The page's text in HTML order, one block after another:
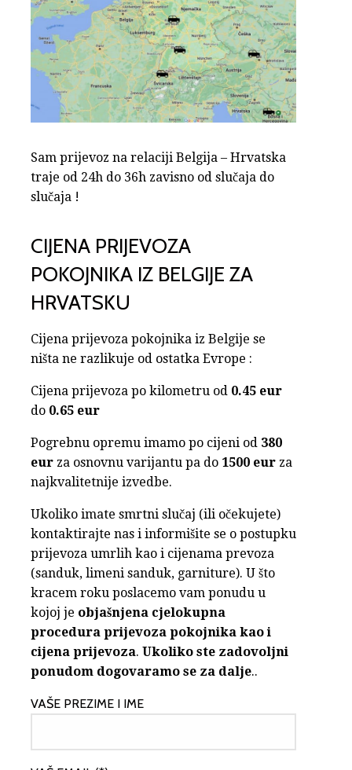
Sam prijevoz na relaciji Belgija – Hrvatska
traje od 24h do 36h zavisno od slučaja do
slučaja !
CIJENA PRIJEVOZA
POKOJNIKA IZ BELGIJE ZA
HRVATSKU
Cijena prijevoza pokojnika iz Belgije se
ništa ne razlikuje od ostatka Evrope :
Cijena prijevoza po kilometru od 0.45 eur
do 0.65 eur
Pogrebnu opremu imamo po cijeni od 380
eur za osnovnu varijantu pa do 1500 eur za
najkvalitetnije izvedbe.
Ukoliko imate smrtni slučaj (ili očekujete)
kontaktirajte nas i informišite se o postupku
prijevoza umrlih kao i cijenama prevoza
(sanduk, limeni sanduk, garniture). U što
kracem roku poslacemo vam ponudu u
kojoj je objašnjena cjelokupna
procedura prijevoza pokojnika kao i
cijena prijevoza. Ukoliko ste zadovoljni
ponudom dogovaramo se za dalje..
VAŠE PREZIME I IME